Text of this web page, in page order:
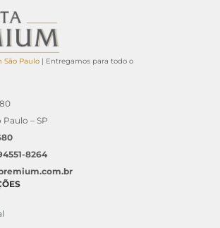
São Paulo | Entregamos para todo o
Paulo – SP
8264